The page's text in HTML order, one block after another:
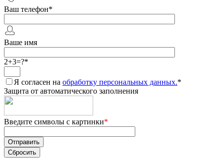
Ваш телефон*
Ваше имя
2+3=?*
Я согласен на обработку персональных данных.*
Защита от автоматического заполнения
Введите символы с картинки*